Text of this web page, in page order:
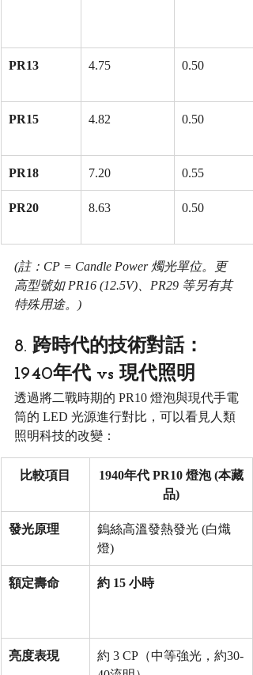
PR13 4.75 0.50
PR15 4.82 0.50
PR18 7.20 0.55
PR20 8.63 0.50
(註：CP = Candle Power 燭光單位。更
高型號如 PR16 (12.5V)、PR29 等另有其
特殊用途。)
8. 跨時代的技術對話：
1940年代 vs 現代照明
透過將二戰時期的 PR10 燈泡與現代手電
筒的 LED 光源進行對比，可以看見人類
照明科技的改變：
比較項目
1940年代 PR10 燈泡 (本藏
品)
發光原理
鎢絲高溫發熱發光 (白熾
燈)
額定壽命 約 15 小時
亮度表現
約 3 CP（中等強光，約30-